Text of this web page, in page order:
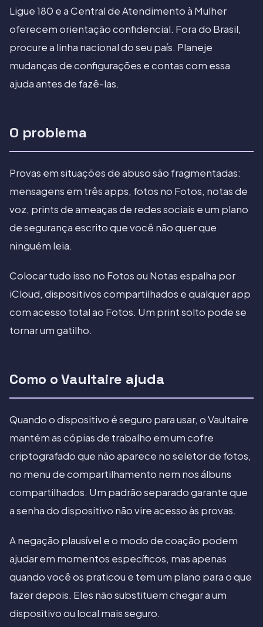
Ligue 180 e a Central de Atendimento à Mulher
oferecem orientação confidencial. Fora do Brasil,
procure a linha nacional do seu país. Planeje
mudanças de configurações e contas com essa
ajuda antes de fazê-las.
O problema
Provas em situações de abuso são fragmentadas:
mensagens em três apps, fotos no Fotos, notas de
voz, prints de ameaças de redes sociais e um plano
de segurança escrito que você não quer que
ninguém leia.
Colocar tudo isso no Fotos ou Notas espalha por
iCloud, dispositivos compartilhados e qualquer app
com acesso total ao Fotos. Um print solto pode se
tornar um gatilho.
Como o Vaultaire ajuda
Quando o dispositivo é seguro para usar, o Vaultaire
mantém as cópias de trabalho em um cofre
criptografado que não aparece no seletor de fotos,
no menu de compartilhamento nem nos álbuns
compartilhados. Um padrão separado garante que
a senha do dispositivo não vire acesso às provas.
A negação plausível e o modo de coação podem
ajudar em momentos específicos, mas apenas
quando você os praticou e tem um plano para o que
fazer depois. Eles não substituem chegar a um
dispositivo ou local mais seguro.